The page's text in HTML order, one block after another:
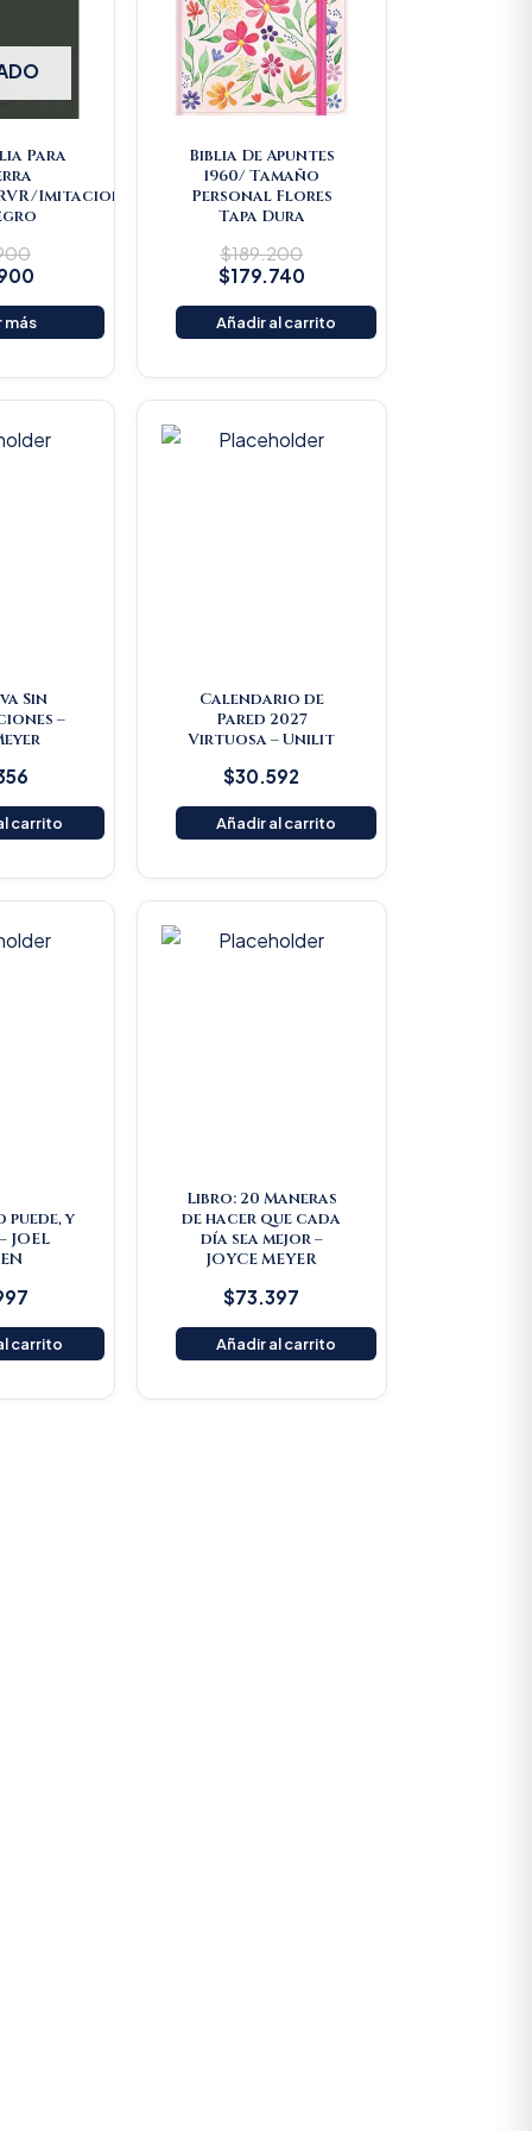
Para
Imitacion
más
Biblia De Apuntes
1960/ Tamaño
Personal Flores
Tapa Dura
$189.200
$179.740
Añadir al carrito
Sin
–
carrito
Calendario de
Pared 2027
Virtuosa – Unilit
$30.592
Añadir al carrito
puede, y
JOEL
carrito
Libro: 20 Maneras
de hacer que cada
día sea mejor –
JOYCE MEYER
$73.397
Añadir al carrito